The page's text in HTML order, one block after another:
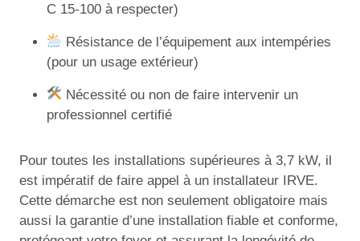
C 15-100 à respecter)
Résistance de l’équipement aux intempéries
(pour un usage extérieur)
Nécessité ou non de faire intervenir un
professionnel certifié
Pour toutes les installations supérieures à 3,7 kW, il
est impératif de faire appel à un installateur IRVE.
Cette démarche est non seulement obligatoire mais
aussi la garantie d’une installation fiable et conforme,